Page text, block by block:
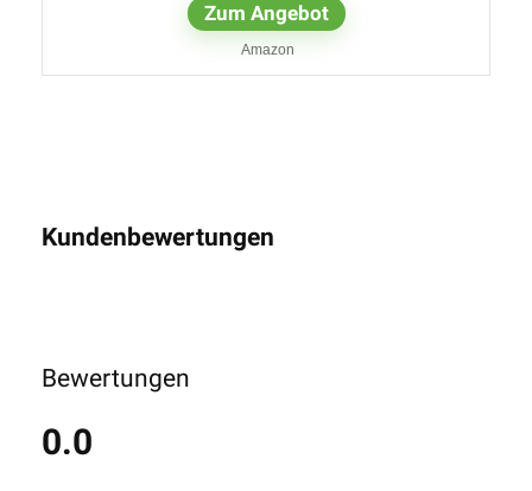
Zum Angebot
Amazon
Kundenbewertungen
Bewertungen
0.0